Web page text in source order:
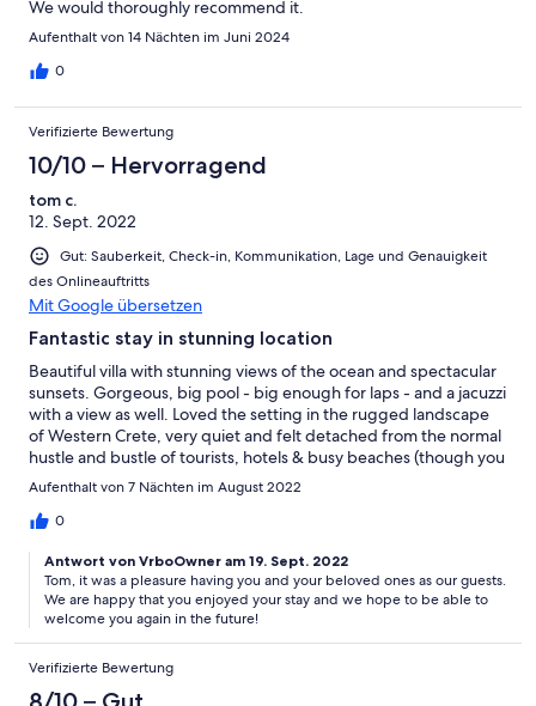
We would thoroughly recommend it.
Aufenthalt von 14 Nächten im Juni 2024
0
Verifizierte Bewertung
10/10 – Hervorragend
tom c.
12. Sept. 2022
Gut: Sauberkeit, Check-in, Kommunikation, Lage und Genauigkeit
des Onlineauftritts
Mit Google übersetzen
Fantastic stay in stunning location
Beautiful villa with stunning views of the ocean and spectacular
sunsets. Gorgeous, big pool - big enough for laps - and a jacuzzi
with a view as well. Loved the setting in the rugged landscape
of Western Crete, very quiet and felt detached from the normal
hustle and bustle of tourists, hotels & busy beaches (though you
can drive to one if you really want to!) Lovely restaurants within
15- 20mins drive - and a fully equipped kitchen & bbq if you
want to stay in and have dinner watching the sun go down. Karl
and Niovi was very kind, bringing a load of shopping supplies
from Kissomos. Absolutely loved my time here - beautiful,
peaceful, luxurious!
Aufenthalt von 7 Nächten im August 2022
0
Antwort von VrboOwner am 19. Sept. 2022
Tom, it was a pleasure having you and your beloved ones as our guests.
We are happy that you enjoyed your stay and we hope to be able to
welcome you again in the future!
Verifizierte Bewertung